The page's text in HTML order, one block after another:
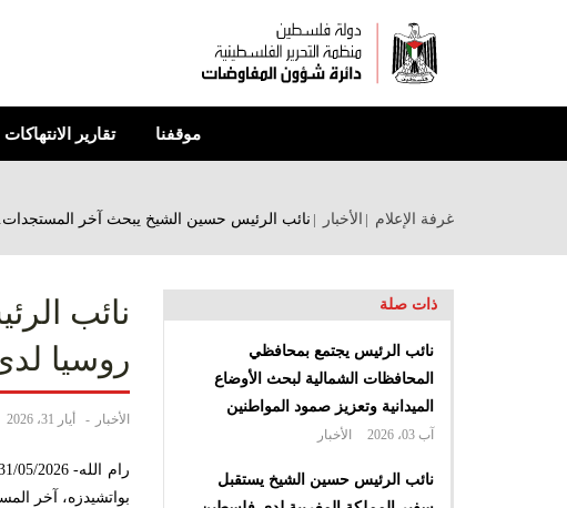
موقفنا تقارير الانتهاكات
غرفة الإعلام الأخبار نائب الرئيس حسين الشيخ يبحث آخر
نائب
روسيا
الأخبار أيار 31، 2026
بواتشيدزه، آخر
ذات صلة
نائب الرئيس يجتمع بمحافظي
المحافظات الشمالية لبحث الأوضاع
الميدانية وتعزيز صمود المواطنين
آب 03، 2026 الأخبار
نائب الرئيس حسين الشيخ يستقبل